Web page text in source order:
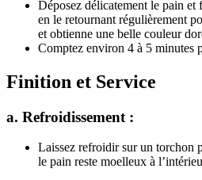
Déposez délicatement le pain et
en le retournant régulièrement
et obtienne une belle couleur
Comptez environ 4 à 5 minutes
Finition et Service
a. Refroidissement :
Laissez refroidir sur un torchon
le pain reste moelleux à